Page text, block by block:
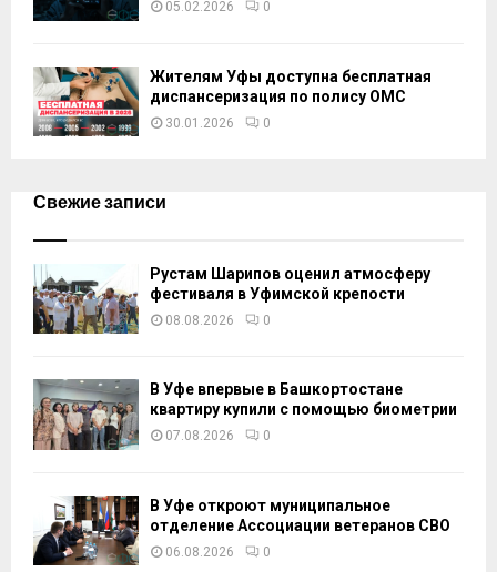
05.02.2026 0
Жителям Уфы доступна бесплатная
диспансеризация по полису ОМС
30.01.2026 0
Свежие записи
Рустам Шарипов оценил атмосферу
фестиваля в Уфимской крепости
08.08.2026 0
В Уфе впервые в Башкортостане
квартиру купили с помощью биометрии
07.08.2026 0
В Уфе откроют муниципальное
отделение Ассоциации ветеранов СВО
06.08.2026 0